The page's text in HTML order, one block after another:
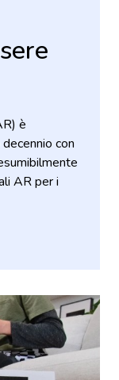
è
con
AR per i